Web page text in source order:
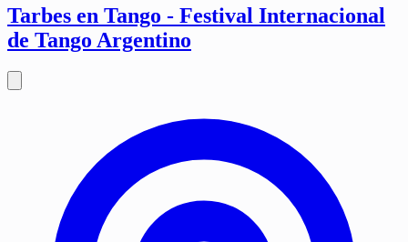
Tarbes en Tango - Festival Internacional
de Tango Argentino